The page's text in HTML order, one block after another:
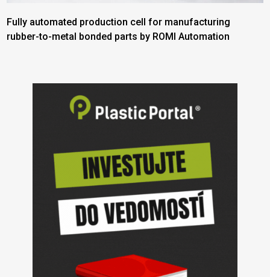
Fully automated production cell for manufacturing
rubber-to-metal bonded parts by ROMI Automation